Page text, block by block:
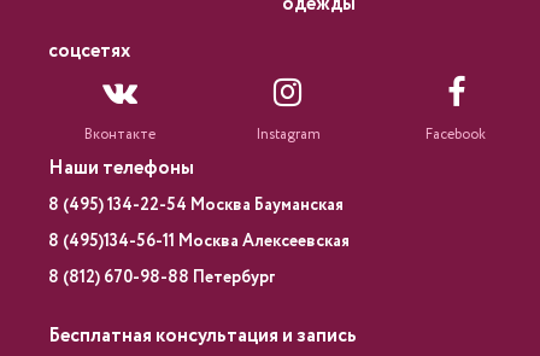
соцсетях
Вконтакте Instagram Facebook
Наши телефоны
8 (495) 134-22-54 Москва Бауманская
8 (495)134-56-11 Москва Алексеевская
8 (812) 670-98-88 Петербург
Бесплатная консультация и запись